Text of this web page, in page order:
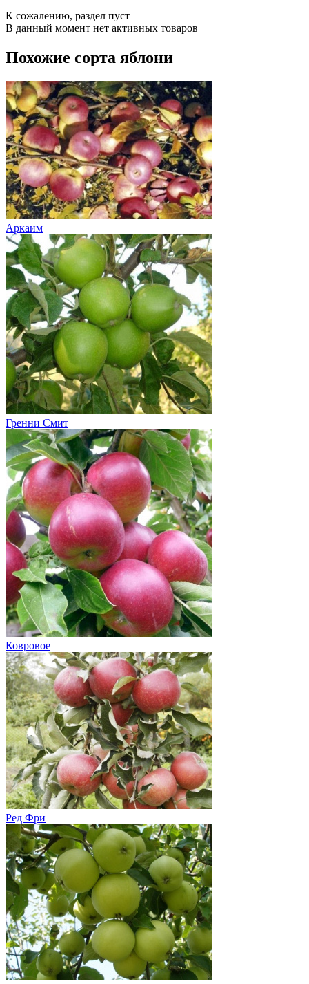
К сожалению, раздел пуст
В данный момент нет активных товаров
Похожие сорта яблони
Аркаим
Гренни Смит
Ковровое
Ред Фри